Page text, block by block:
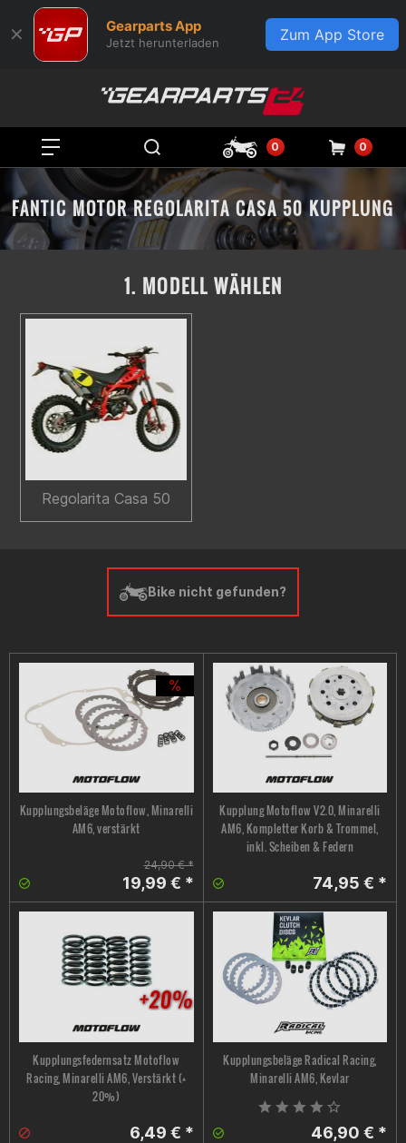
✕ Gearparts App
Jetzt herunterladen Zum App Store
0 0
FANTIC MOTOR REGOLARITA CASA 50 KUPPLUNG
1. MODELL WÄHLEN
Regolarita Casa 50
Bike nicht gefunden?
Kupplungsbeläge Motoflow, Minarelli
AM6, verstärkt
24,90 € *
19,99 € *
Kupplung Motoflow V2.0, Minarelli
AM6, Kompletter Korb & Trommel,
inkl. Scheiben & Federn
74,95 € *
Kupplungsfedernsatz Motoflow
Racing, Minarelli AM6, Verstärkt (+
20%)
6,49 € *
Kupplungsbeläge Radical Racing,
Minarelli AM6, Kevlar
46,90 € *